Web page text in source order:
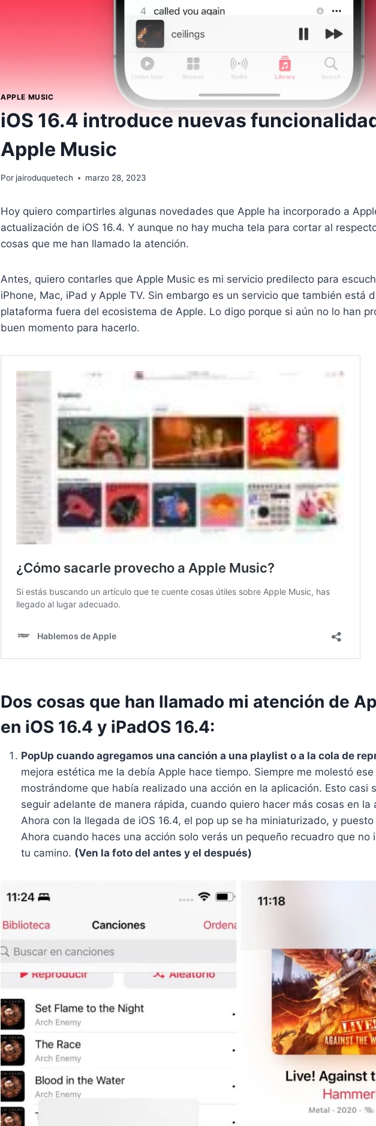
APPLE MUSIC
iOS 16.4 introduce nuevas
Apple Music
Por jairoduquetech marzo 28, 2023
Hoy quiero compartirles algunas novedades que Apple ha incorporado a
actualización de iOS 16.4. Y aunque no hay mucha tela para cortar al
cosas que me han llamado la atención.
Antes, quiero contarles que Apple Music es mi servicio predilecto para
iPhone, Mac, iPad y Apple TV. Sin embargo es un servicio que también está
plataforma fuera del ecosistema de Apple. Lo digo porque si aún no lo han
buen momento para hacerlo.
Dos cosas que han llamado mi atención de
en iOS 16.4 y iPadOS 16.4:
PopUp cuando agregamos una canción a una playlist o a la cola de
mejora estética me la debía Apple hace tiempo. Siempre me molestó
mostrándome que había realizado una acción en la aplicación. Esto casi
seguir adelante de manera rápida, cuando quiero hacer más cosas en la
Ahora con la llegada de iOS 16.4, el pop up se ha miniaturizado, y
Ahora cuando haces una acción solo verás un pequeño recuadro que no
tu camino. (Ven la foto del antes y el después)